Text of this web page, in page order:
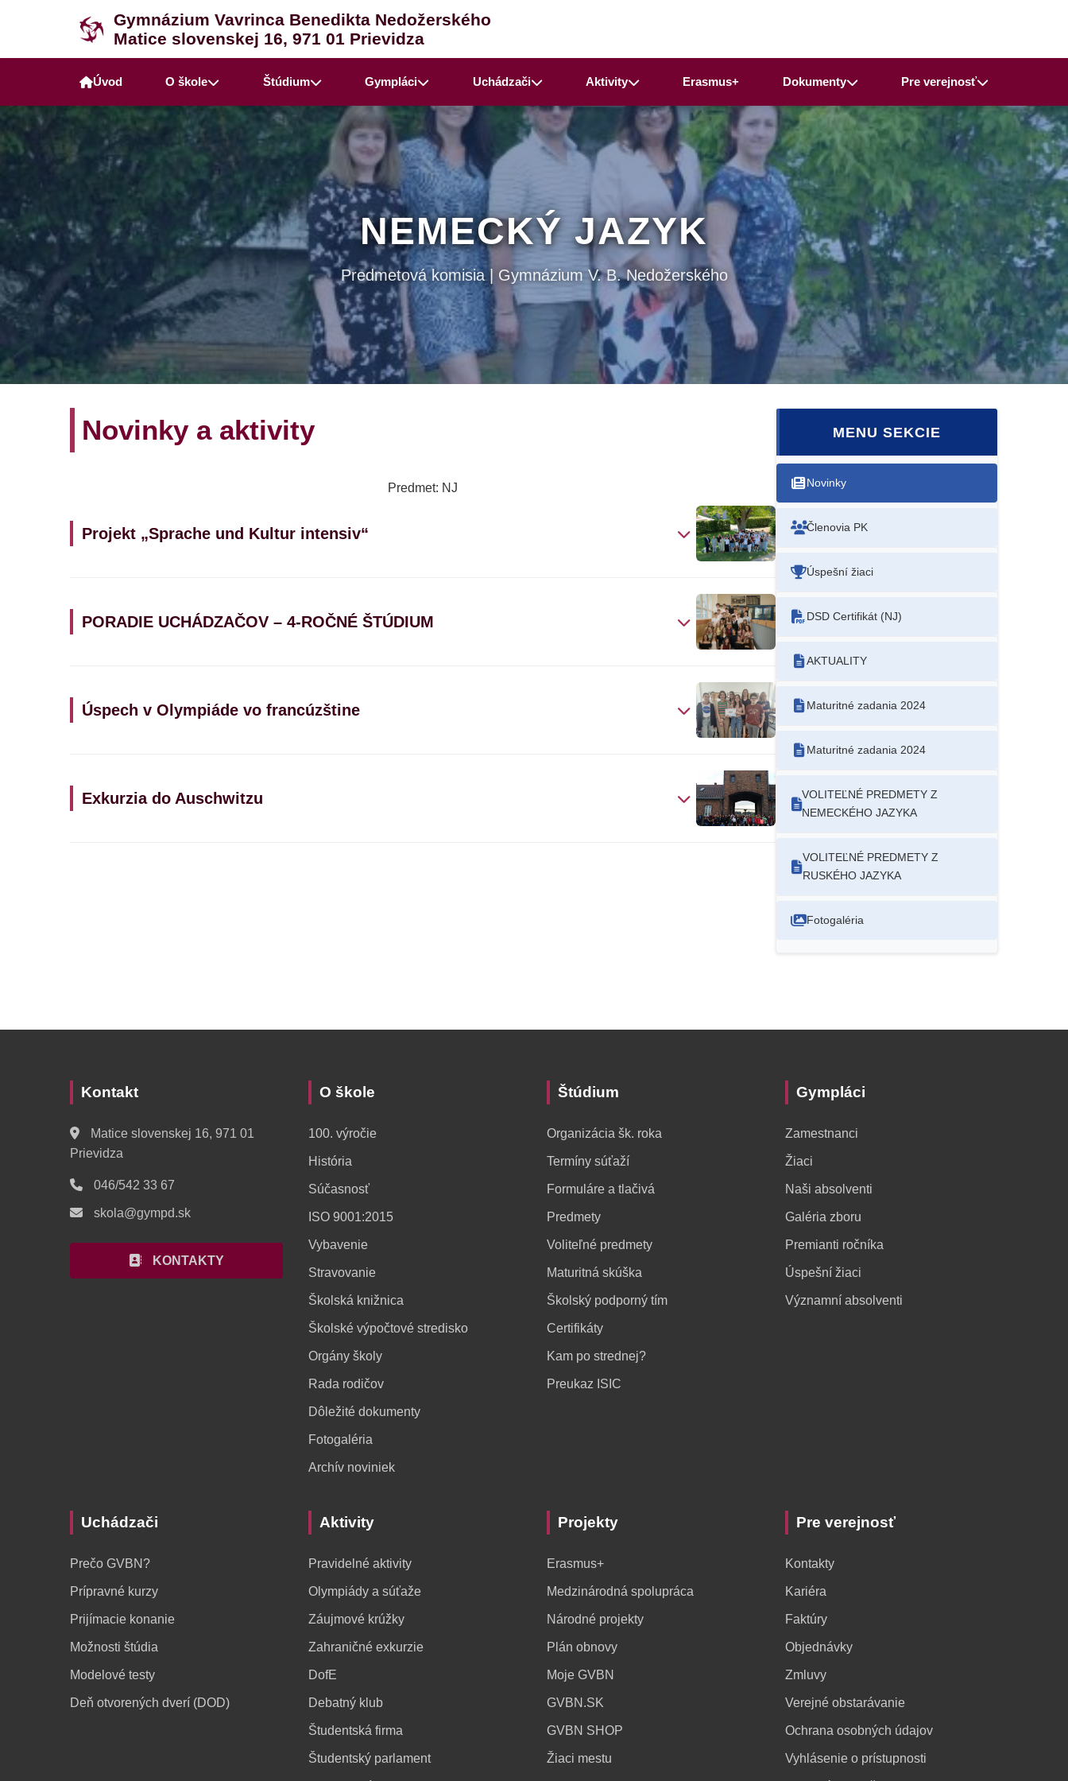
Gymnázium Vavrinca Benedikta Nedožerského
Matice slovenskej 16, 971 01 Prievidza
Úvod O škole Štúdium Gympláci Uchádzači Aktivity Erasmus+ Dokumenty Pre verejnosť
NEMECKÝ JAZYK
Predmetová komisia | Gymnázium V. B. Nedožerského
Novinky a aktivity
Predmet: NJ
Projekt „Sprache und Kultur intensiv“
PORADIE UCHÁDZAČOV – 4-ROČNÉ ŠTÚDIUM
Úspech v Olympiáde vo francúzštine
Exkurzia do Auschwitzu
MENU SEKCIE
Novinky
Členovia PK
Úspešní žiaci
DSD Certifikát (NJ)
AKTUALITY
Maturitné zadania 2024
Maturitné zadania 2024
VOLITEĽNÉ PREDMETY Z
NEMECKÉHO JAZYKA
VOLITEĽNÉ PREDMETY Z
RUSKÉHO JAZYKA
Fotogaléria
Kontakt
Matice slovenskej 16, 971 01
Prievidza
046/542 33 67
skola@gympd.sk
KONTAKTY
O škole
100. výročie
História
Súčasnosť
ISO 9001:2015
Vybavenie
Stravovanie
Školská knižnica
Školské výpočtové stredisko
Orgány školy
Rada rodičov
Dôležité dokumenty
Fotogaléria
Archív noviniek
Štúdium
Organizácia šk. roka
Termíny súťaží
Formuláre a tlačivá
Predmety
Voliteľné predmety
Maturitná skúška
Školský podporný tím
Certifikáty
Kam po strednej?
Preukaz ISIC
Gympláci
Zamestnanci
Žiaci
Naši absolventi
Galéria zboru
Premianti ročníka
Úspešní žiaci
Významní absolventi
Uchádzači
Prečo GVBN?
Prípravné kurzy
Prijímacie konanie
Možnosti štúdia
Modelové testy
Deň otvorených dverí (DOD)
Aktivity
Pravidelné aktivity
Olympiády a súťaže
Záujmové krúžky
Zahraničné exkurzie
DofE
Debatný klub
Študentská firma
Študentský parlament
Projekty
Erasmus+
Medzinárodná spolupráca
Národné projekty
Plán obnovy
Moje GVBN
GVBN.SK
GVBN SHOP
Žiaci mestu
Pre verejnosť
Kontakty
Kariéra
Faktúry
Objednávky
Zmluvy
Verejné obstarávanie
Ochrana osobných údajov
Vyhlásenie o prístupnosti